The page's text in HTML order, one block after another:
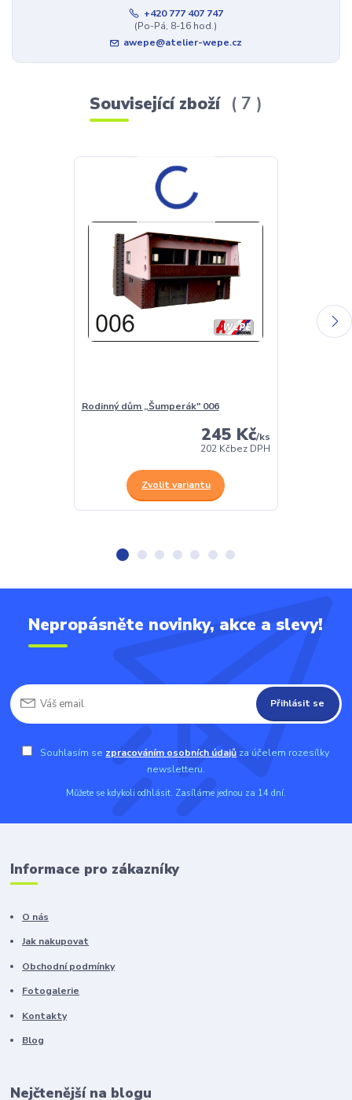
+420 777 407 747
(Po-Pá, 8-16 hod.)
awepe@atelier-wepe.cz
Související zboží 7
Rodinný dům „Šumperák" 006
245 Kč/ks
202 Kčbez DPH
Zvolit variantu
Nepropásněte novinky, akce a slevy!
Přihlásit se
Souhlasím se zpracováním osobních údajů za účelem rozesílky
newsletteru.
Můžete se kdykoli odhlásit. Zasíláme jednou za 14 dní.
Informace pro zákazníky
O nás
Jak nakupovat
Obchodní podmínky
Fotogalerie
Kontakty
Blog
Nejčtenější na blogu